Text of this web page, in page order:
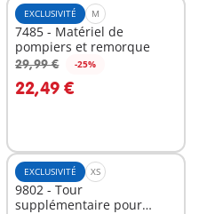
EXCLUSIVITÉ M
7485 - Matériel de
pompiers et remorque
29,99 € -25%
22,49 €
Au panier
EXCLUSIVITÉ XS
9802 - Tour
supplémentaire pour